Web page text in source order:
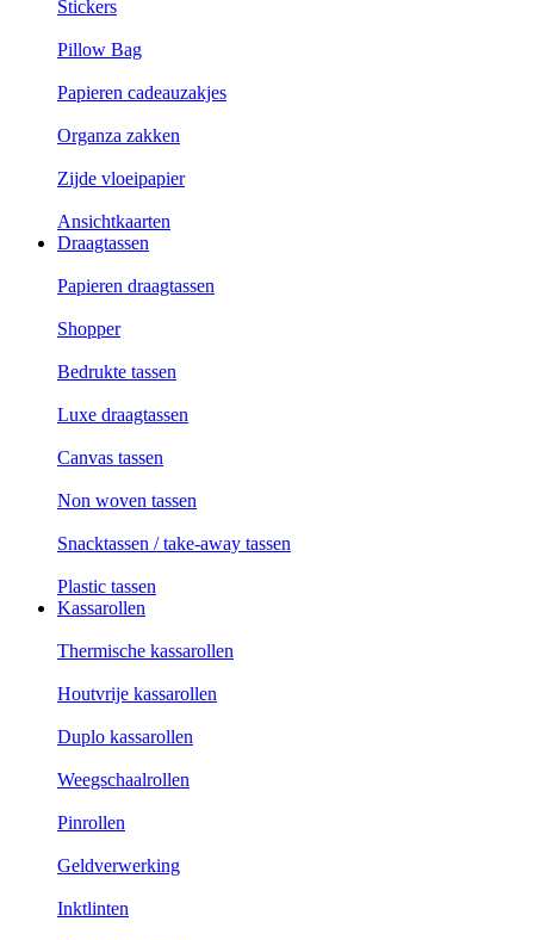
Stickers
Pillow Bag
Papieren cadeauzakjes
Organza zakken
Zijde vloeipapier
Ansichtkaarten
Draagtassen
Papieren draagtassen
Shopper
Bedrukte tassen
Luxe draagtassen
Canvas tassen
Non woven tassen
Snacktassen / take-away tassen
Plastic tassen
Kassarollen
Thermische kassarollen
Houtvrije kassarollen
Duplo kassarollen
Weegschaalrollen
Pinrollen
Geldverwerking
Inktlinten